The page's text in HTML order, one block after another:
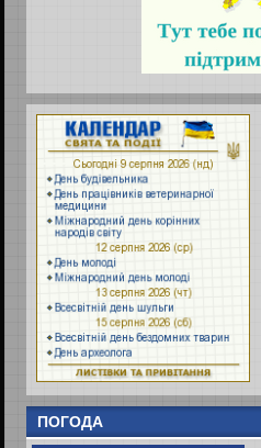
ПОГОДА